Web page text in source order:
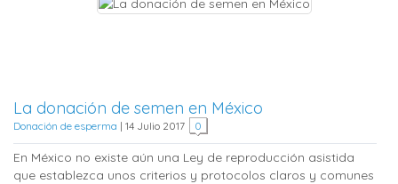
La donación de semen en México
Donación de esperma | 14 Julio 2017 0
En México no existe aún una Ley de reproducción asistida
que establezca unos criterios y protocolos claros y comunes